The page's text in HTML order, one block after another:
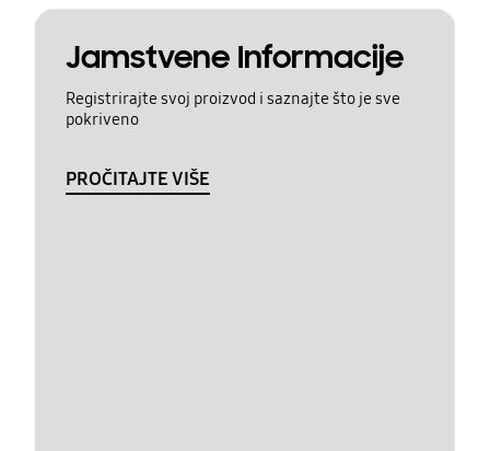
Jamstvene Informacije
Registrirajte svoj proizvod i saznajte što je sve
pokriveno
PROČITAJTE VIŠE